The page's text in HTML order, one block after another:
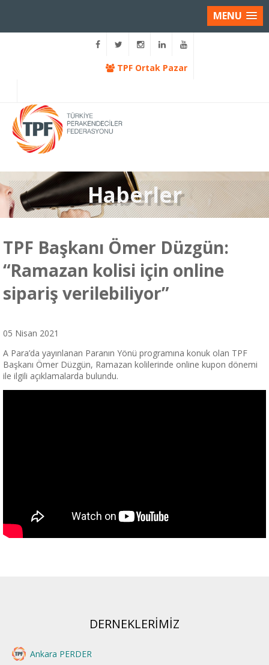
MENU
TPF Ortak Pazar
Haberler
TPF Başkanı Ömer Düzgün:
“Ramazan kolisi için online
sipariş verilebiliyor”
05 Nisan 2021
A Para’da yayınlanan Paranın Yönü programına konuk olan TPF
Başkanı Ömer Düzgün, Ramazan kolilerinde online kupon dönemi
ile ilgili açıklamalarda bulundu.
DERNEKLERİMİZ
Ankara PERDER